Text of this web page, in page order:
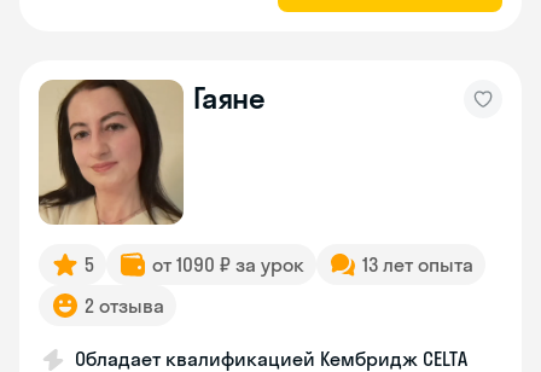
Гаяне
5 от 1090 ₽ за урок
13 лет опыта
2 отзыва
Обладает квалификацией Кембридж CELTA